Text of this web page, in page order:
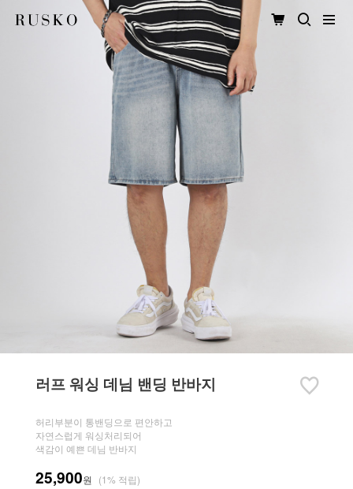
러프 워싱 데님 밴딩 반바지
허리부분이 통밴딩으로 편안하고
자연스럽게 워싱처리되어
색감이 예쁜 데님 반바지
25,900원 (1% 적립)